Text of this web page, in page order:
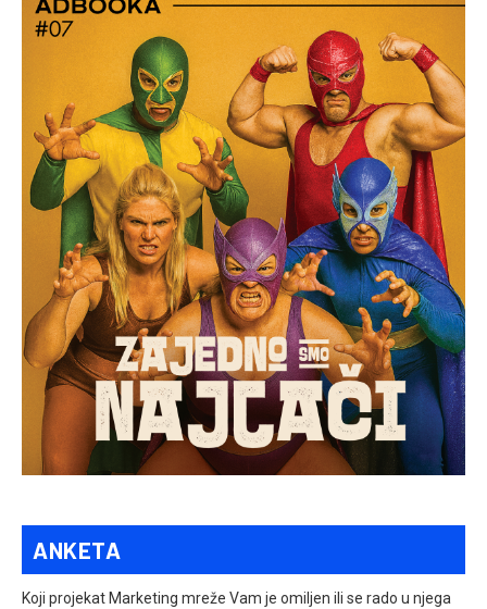
ANKETA
Koji projekat Marketing mreže Vam je omiljen ili se rado u njega